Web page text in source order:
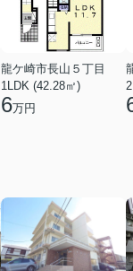
龍ケ崎市長山５丁目
1LDK (42.28㎡)
6万円